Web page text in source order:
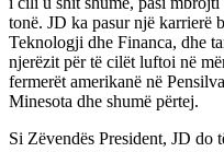
tonë. JD ka pasur një karrierë
Teknologji dhe Financa, dhe
njerëzit për të cilët luftoi në
fermerët amerikanë në
Minesota dhe shumë përtej.
Si Zëvendës President, JD do